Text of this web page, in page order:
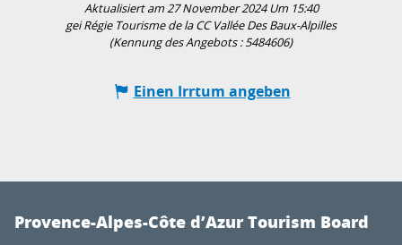
Aktualisiert am 27 November 2024 Um 15:40
gei Régie Tourisme de la CC Vallée Des Baux-Alpilles
(Kennung des Angebots :5484606)
Einen Irrtum angeben
Provence-Alpes-Côte d’Azur Tourism Board